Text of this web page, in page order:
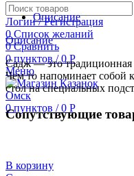
Логин / Регистрация
0Список желаний
0 Сравнить
0пунктов / 0 Р
Меню
0пунктов / 0 Р
Описание
Описание
Садж — это традиционная
Чем то напоминает собой
стол на специальных
Сопутствующие
В корзину